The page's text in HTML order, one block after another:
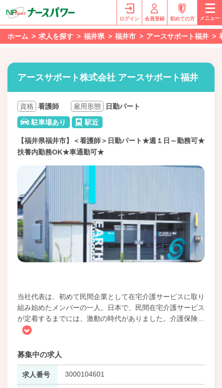
ログイン 会員登録 初めての方 メニュー
ホーム 求人を探す 福井県 福井市 アースサポート福井
アースサポート株式会社 アースサポート福井
資格 看護師 雇用形態
日勤パート
駐車場あり
駅近
【福井県福井市】＜看護師＞日勤パート★週１日～勤務可★
扶養内勤務OK★車通勤可★
当社代表は、初めて民間企業として在宅介護サービスに取り
組み始めたメンバーの一人。日本で、民間在宅介護サービス
が定着するまでには、激動の時代がありました。介護保険
募集中の求人
求人番号 3000104601